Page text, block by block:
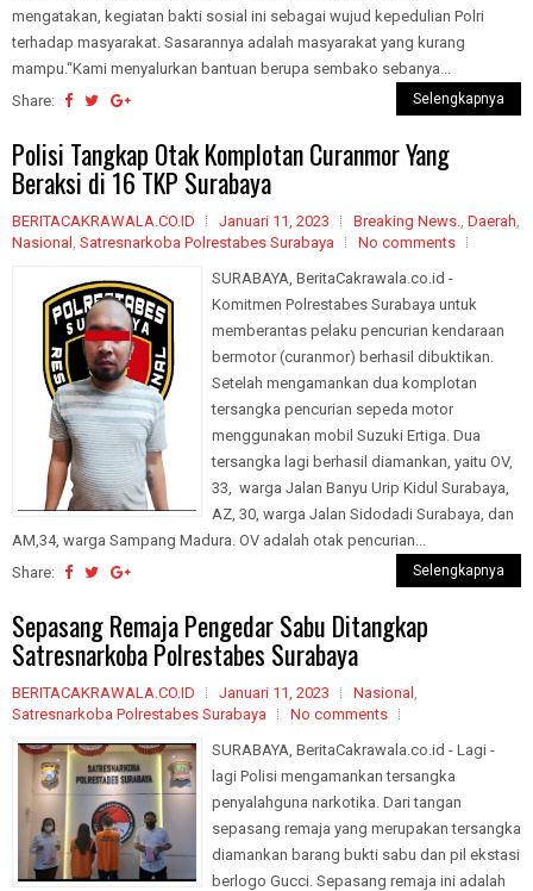
mengatakan, kegiatan bakti sosial ini sebagai wujud kepedulian Polri
terhadap masyarakat. Sasarannya adalah masyarakat yang kurang
mampu.“Kami menyalurkan bantuan berupa sembako sebanya...
Share:
Selengkapnya
Polisi Tangkap Otak Komplotan Curanmor Yang
Beraksi di 16 TKP Surabaya
BERITACAKRAWALA.CO.ID Januari 11, 2023 Breaking News., Daerah,
Nasional , Satresnarkoba Polrestabes Surabaya
No comments
SURABAYA, BeritaCakrawala.co.id -
Komitmen Polrestabes Surabaya untuk
memberantas pelaku pencurian kendaraan
bermotor (curanmor) berhasil dibuktikan.
Setelah mengamankan dua komplotan
tersangka pencurian sepeda motor
menggunakan mobil Suzuki Ertiga. Dua
tersangka lagi berhasil diamankan, yaitu OV,
33, warga Jalan Banyu Urip Kidul Surabaya,
AZ, 30, warga Jalan Sidodadi Surabaya, dan
AM,34, warga Sampang Madura. OV adalah otak pencurian...
Share:
Selengkapnya
Sepasang Remaja Pengedar Sabu Ditangkap
Satresnarkoba Polrestabes Surabaya
BERITACAKRAWALA.CO.ID Januari 11, 2023 Nasional ,
Satresnarkoba Polrestabes Surabaya
No comments
SURABAYA, BeritaCakrawala.co.id - Lagi -
lagi Polisi mengamankan tersangka
penyalahguna narkotika. Dari tangan
sepasang remaja yang merupakan tersangka
diamankan barang bukti sabu dan pil ekstasi
berlogo Gucci. Sepasang remaja ini adalah